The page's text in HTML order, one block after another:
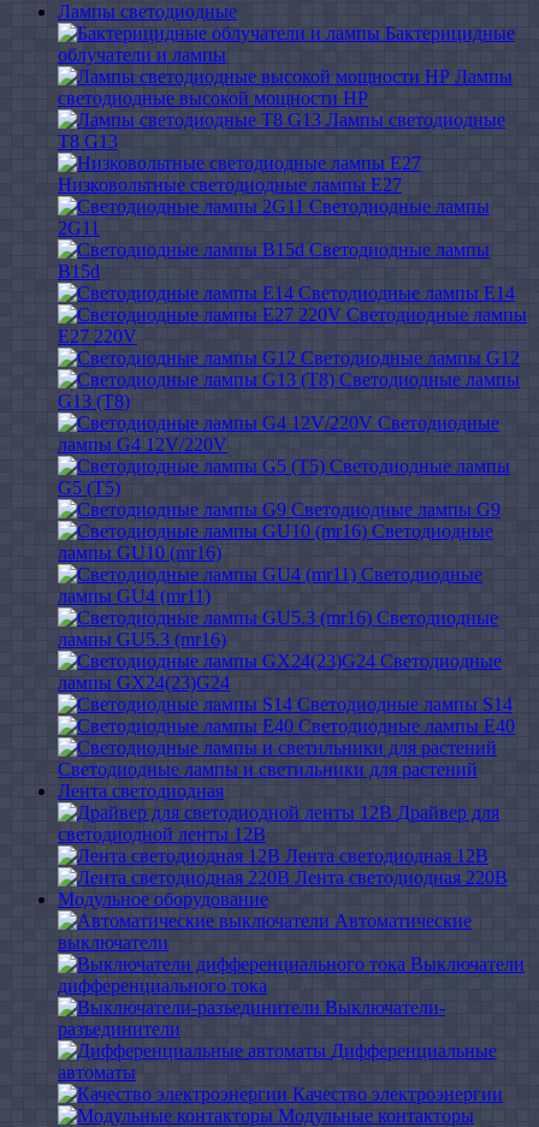
Лампы светодиодные
Бактерицидные
облучатели и лампы
Лампы
светодиодные высокой мощности HP
Лампы светодиодные
Т8 G13
Низковольтные светодиодные лампы E27
Светодиодные лампы
2G11
Светодиодные лампы
B15d
Светодиодные лампы E14
Светодиодные лампы
E27 220V
Светодиодные лампы G12
Светодиодные лампы
G13 (T8)
Светодиодные
лампы G4 12V/220V
Светодиодные лампы
G5 (T5)
Светодиодные лампы G9
Светодиодные
лампы GU10 (mr16)
Светодиодные
лампы GU4 (mr11)
Светодиодные
лампы GU5.3 (mr16)
Светодиодные
лампы GX24(23)G24
Светодиодные лампы S14
Светодиодные лампы Е40
Светодиодные лампы и светильники для растений
Лента светодиодная
Драйвер для
светодиодной ленты 12В
Лента светодиодная 12В
Лента светодиодная 220В
Модульное оборудование
Автоматические
выключатели
Выключатели
дифференциального тока
Выключатели-
разъединители
Дифференциальные
автоматы
Качество электроэнергии
Модульные контакторы